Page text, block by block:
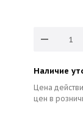
Наличие
Цена
цен в